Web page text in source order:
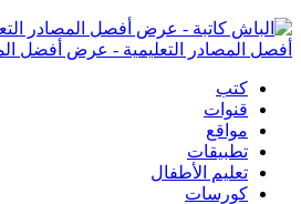
أفصل المصادر التعليمية - عرض أفضل
كتب
قنوات
مواقع
تطبيقات
تعليم الأطفال
كورسات